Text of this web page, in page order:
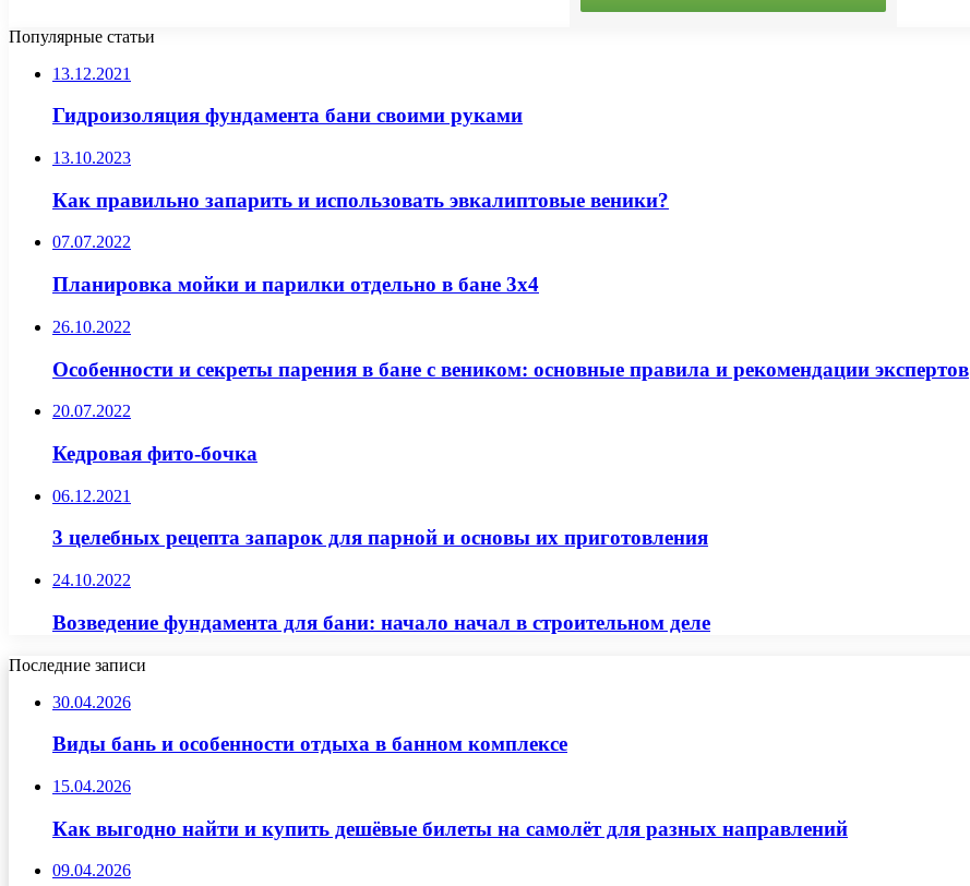
Популярные статьи
13.12.2021
Гидроизоляция фундамента бани своими руками
13.10.2023
Как правильно запарить и использовать эвкалиптовые веники?
07.07.2022
Планировка мойки и парилки отдельно в бане 3х4
26.10.2022
Особенности и секреты парения в бане с веником: основные правила и рекомендации экспертов
20.07.2022
Кедровая фито-бочка
06.12.2021
3 целебных рецепта запарок для парной и основы их приготовления
24.10.2022
Возведение фундамента для бани: начало начал в строительном деле
Последние записи
30.04.2026
Виды бань и особенности отдыха в банном комплексе
15.04.2026
Как выгодно найти и купить дешёвые билеты на самолёт для разных направлений
09.04.2026